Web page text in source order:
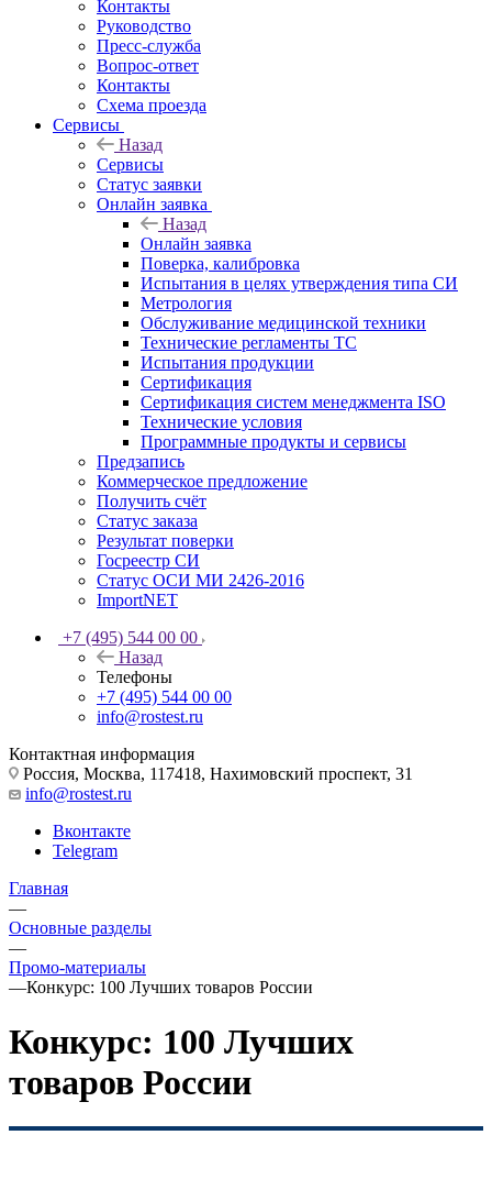
Контакты
Руководство
Пресс-служба
Вопрос-ответ
Контакты
Схема проезда
Сервисы
Назад
Сервисы
Статус заявки
Онлайн заявка
Назад
Онлайн заявка
Поверка, калибровка
Испытания в целях утверждения типа СИ
Метрология
Обслуживание медицинской техники
Технические регламенты ТС
Испытания продукции
Сертификация
Сертификация систем менеджмента ISO
Технические условия
Программные продукты и сервисы
Предзапись
Коммерческое предложение
Получить счёт
Статус заказа
Результат поверки
Госреестр СИ
Статус ОСИ МИ 2426-2016
ImportNET
+7 (495) 544 00 00
Назад
Телефоны
+7 (495) 544 00 00
info@rostest.ru
Контактная информация
Россия, Москва, 117418, Нахимовский проспект, 31
info@rostest.ru
Вконтакте
Telegram
Главная
—
Основные разделы
—
Промо-материалы
—Конкурс: 100 Лучших товаров России
Конкурс: 100 Лучших
товаров России